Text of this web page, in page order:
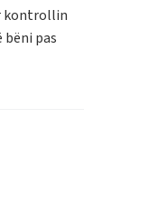
kontrollin
pas